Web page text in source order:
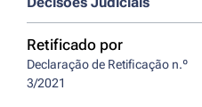
Retificado por
Declaração de Retificação n.º
3/2021